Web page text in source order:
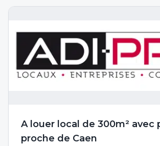
A louer local de 300m² avec
proche de Caen